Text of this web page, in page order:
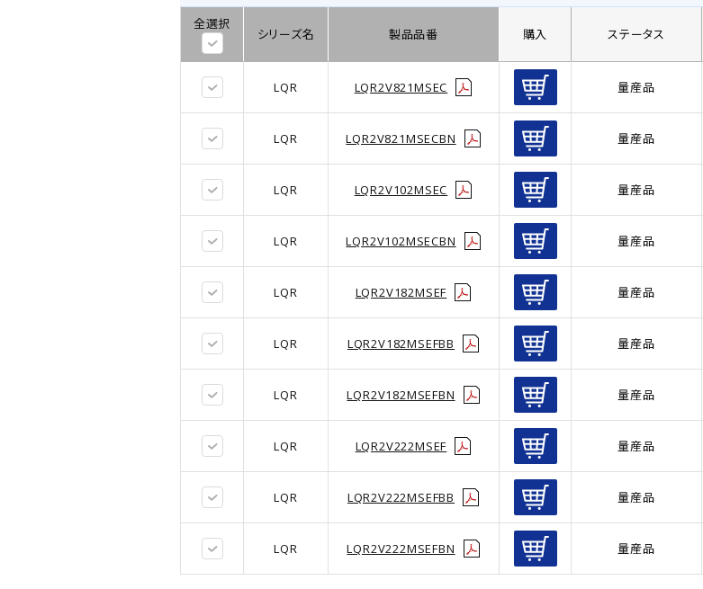
全選択
シリーズ名 製品品番 購入 ステータス
LQR LQR2V821MSEC 量産品
LQR LQR2V821MSECBN 量産品
LQR LQR2V102MSEC 量産品
LQR LQR2V102MSECBN 量産品
LQR LQR2V182MSEF 量産品
LQR LQR2V182MSEFBB 量産品
LQR LQR2V182MSEFBN 量産品
LQR LQR2V222MSEF 量産品
LQR LQR2V222MSEFBB 量産品
LQR LQR2V222MSEFBN 量産品